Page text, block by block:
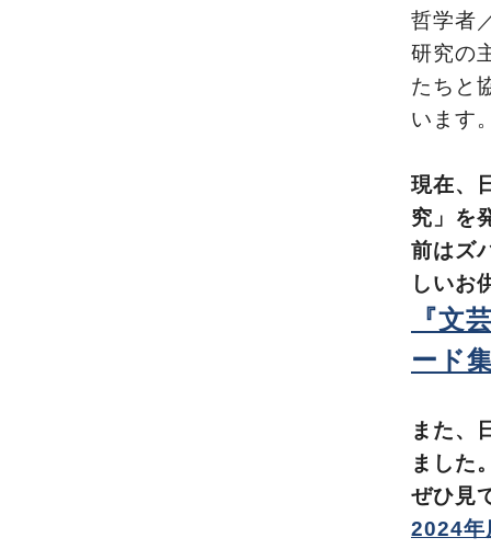
哲学者
研究の
たちと
います
現在、
究」を
前はズ
しいお
『文
ード
また、
ました
ぜひ見
2024年